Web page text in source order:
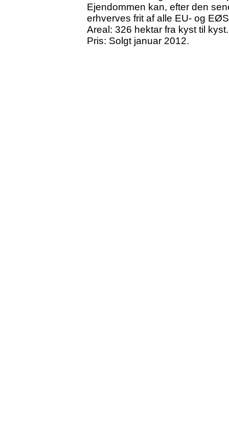
Ejendommen kan, efter den
erhverves frit af alle EU- og
Areal: 326 hektar fra kyst til kyst.
Pris: Solgt januar 2012.